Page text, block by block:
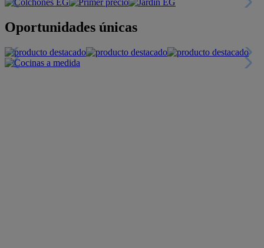
Oportunidades únicas